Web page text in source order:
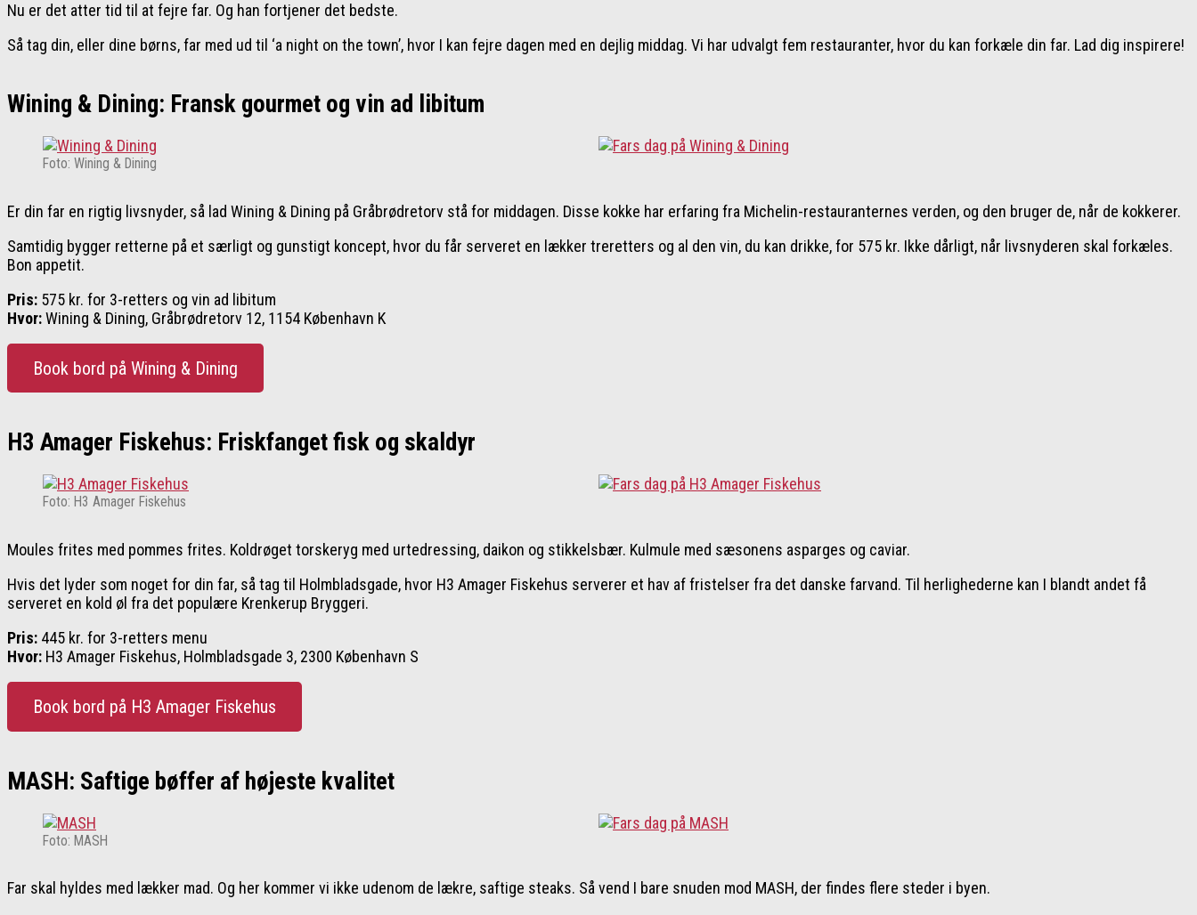
Nu er det atter tid til at fejre far. Og han fortjener det bedste.
Så tag din, eller dine børns, far med ud til ‘a night on the town’, hvor I kan fejre dagen med en dejlig middag. Vi har udvalgt fem restauranter, hvor du kan forkæle din far. Lad dig inspirere!
Wining & Dining: Fransk gourmet og vin ad libitum
Foto: Wining & Dining
Er din far en rigtig livsnyder, så lad Wining & Dining på Gråbrødretorv stå for middagen. Disse kokke har erfaring fra Michelin-restauranternes verden, og den bruger de, når de kokkerer.
Samtidig bygger retterne på et særligt og gunstigt koncept, hvor du får serveret en lækker treretters og al den vin, du kan drikke, for 575 kr. Ikke dårligt, når livsnyderen skal forkæles.
Bon appetit.
Pris: 575 kr. for 3-retters og vin ad libitum
Hvor:Wining & Dining, Gråbrødretorv 12, 1154 København K
Book bord på Wining & Dining
H3 Amager Fiskehus: Friskfanget fisk og skaldyr
Foto: H3 Amager Fiskehus
Moules frites med pommes frites. Koldrøget torskeryg med urtedressing, daikon og stikkelsbær. Kulmule med sæsonens asparges og caviar.
Hvis det lyder som noget for din far, så tag til Holmbladsgade, hvor H3 Amager Fiskehus serverer et hav af fristelser fra det danske farvand. Til herlighederne kan I blandt andet få
serveret en kold øl fra det populære Krenkerup Bryggeri.
Pris: 445 kr. for 3-retters menu
Hvor: H3 Amager Fiskehus, Holmbladsgade 3, 2300 København S
Book bord på H3 Amager Fiskehus
MASH: Saftige bøffer af højeste kvalitet
Foto: MASH
Far skal hyldes med lækker mad. Og her kommer vi ikke udenom de lækre, saftige steaks. Så vend I bare snuden mod MASH, der findes flere steder i byen.